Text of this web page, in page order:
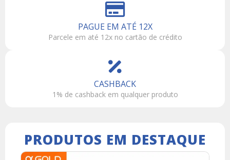
PAGUE EM ATÉ 12X
Parcele em até 12x no cartão de crédito
CASHBACK
1% de cashback em qualquer produto
PRODUTOS EM DESTAQUE